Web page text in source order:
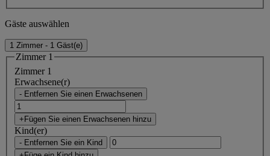
Gäste auswählen
1 Zimmer - 1 Gäst(e)
Zimmer 1
Zimmer 1
Erwachsene(r)
- Entfernen Sie einen Erwachsenen
+Fügen Sie einen Erwachsenen hinzu
Kind(er)
- Entfernen Sie ein Kind